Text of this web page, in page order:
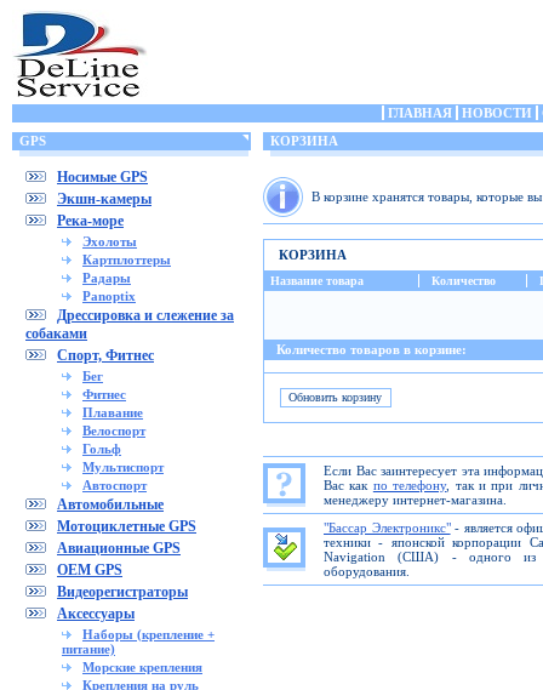
ГЛАВНАЯ НОВОСТИ
GPS
Носимые GPS
Экшн-камеры
Река-море
Эхолоты
Картплоттеры
Радары
Panoptix
Дрессировка и слежение за
собаками
Спорт, Фитнес
Бег
Фитнес
Плавание
Велоспорт
Гольф
Мультиспорт
Автоспорт
Автомобильные
Мотоциклетные GPS
Авиационные GPS
OEM GPS
Видеорегистраторы
Аксессуары
Наборы (крепление +
питание)
Морские крепления
Крепления на руль
КОРЗИНА
В корзине хранятся товары, которые
КОРЗИНА
Название товара Количество
Количество товаров в корзине:
Если Вас заинтересует эта
Вас как по телефону, так и при
менеджеру интернет-магазина.
"Бассар Электроникс"- является
техники - японской корпорации
Navigation (США) - одного из
оборудования.